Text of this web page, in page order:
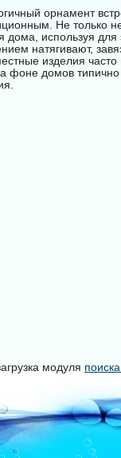
орнамент
Не только
дома, используя
натягивают,
изделия
фоне домов типично
модуля